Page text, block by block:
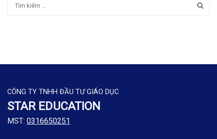
CÔNG TY TNHH ĐẦU TƯ GIÁO DỤC
STAR EDUCATION
MST: 0316650251